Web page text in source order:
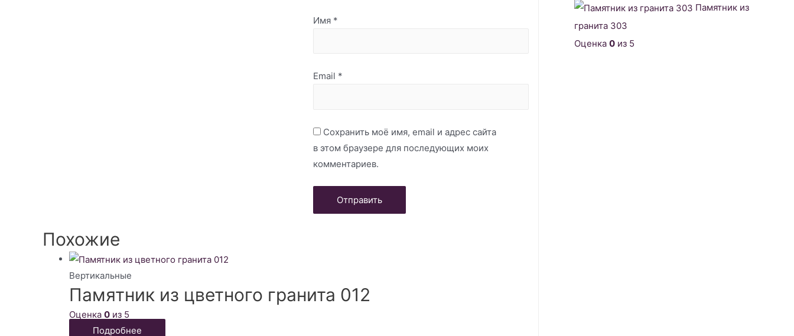
Имя *
Email *
Сохранить моё имя, email и адрес сайта
в этом браузере для последующих моих
комментариев.
Похожие
Вертикальные
Памятник из цветного гранита 012
Оценка 0 из 5
Подробнее
Памятник из
гранита 303
Оценка 0 из 5